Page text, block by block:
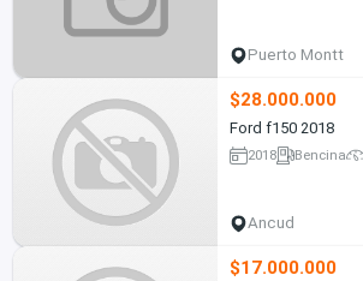
Puerto Montt
$28.000.000
Ford f150 2018
2018 Bencina
Ancud
$17.000.000